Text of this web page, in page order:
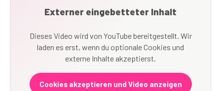
Externer eingebetteter Inhalt
Dieses Video wird von YouTube bereitgestellt. Wir
laden es erst, wenn du optionale Cookies und
externe Inhalte akzeptierst.
Cookies akzeptieren und Video anzeigen